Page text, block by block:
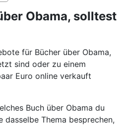
Obama, solltest
für Bücher über Obama,
sind oder zu einem
Euro online verkauft
Buch über Obama du
dasselbe Thema besprechen,